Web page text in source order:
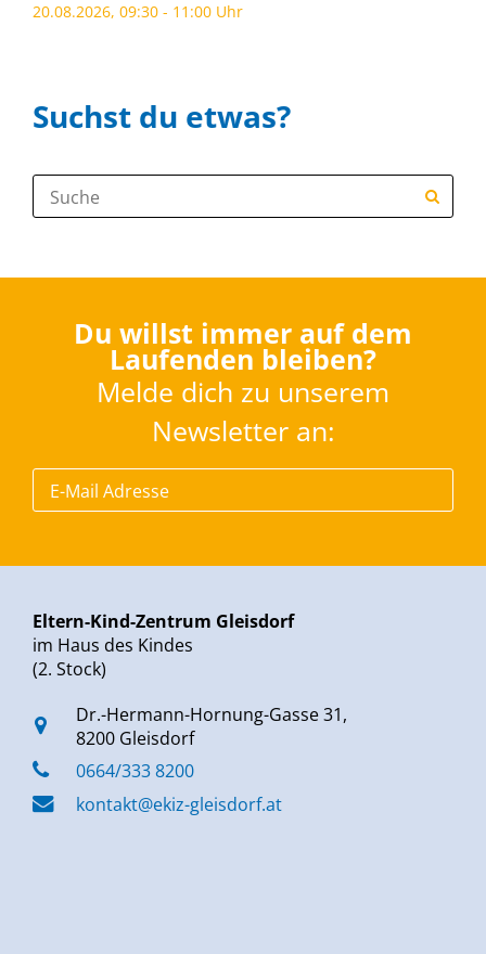
20.08.2026, 09:30 - 11:00 Uhr
Suchst du etwas?
Suche:
Du willst immer auf dem
Laufenden bleiben?
Melde dich zu unserem
Newsletter an:
Eltern-Kind-Zentrum Gleisdorf
im Haus des Kindes
(2. Stock)
Dr.-Hermann-Hornung-Gasse 31,
8200 Gleisdorf
0664/333 8200
kontakt@ekiz-gleisdorf.at